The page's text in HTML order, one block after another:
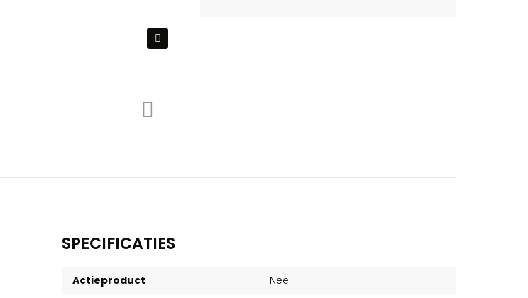
SPECIFICATIES
Actieproduct
Nee